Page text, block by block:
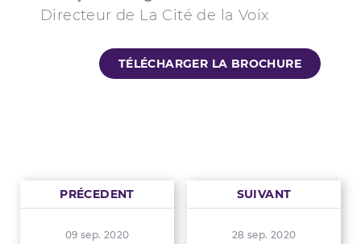
Directeur de La Cité de la Voix
TÉLÉCHARGER LA BROCHURE
PRÉCEDENT
09 sep. 2020
SUIVANT
28 sep. 2020